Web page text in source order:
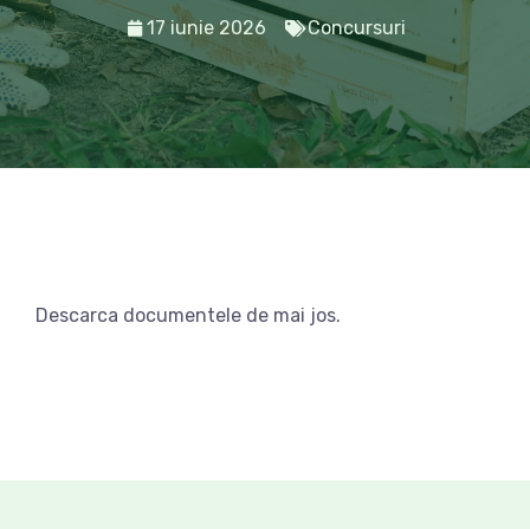
17 iunie 2026 Concursuri
Descarca documentele de mai jos.